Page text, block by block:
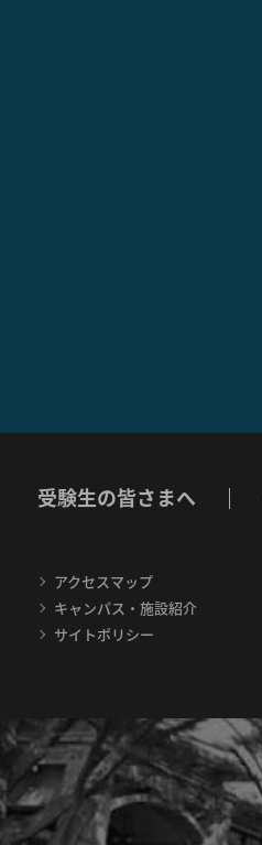
受験生の皆さまへ
アクセスマップ
キャンパス・施設紹介
サイトポリシー